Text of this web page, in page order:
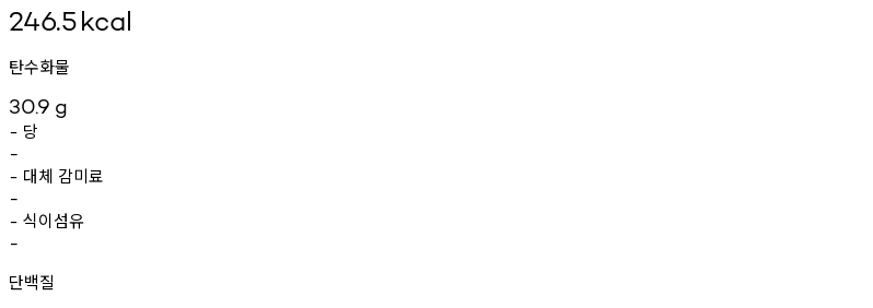
246.5kcal
탄수화물
30.9 g
- 당
-
- 대체 감미료
-
- 식이섬유
-
단백질